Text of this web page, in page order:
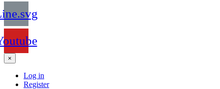
×
Log in
Register